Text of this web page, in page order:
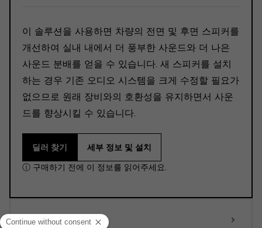
이 솔루션을 사용하면 차량의 전면 및 후면 스피커를
개선하여 실내 내에서 더 풍부한 사운드와 더 나은
사운드 분배를 얻을 수 있습니다. 새 스피커를 설치
하는 경우 기존 오디오 시스템을 크게 수정할 필요가
없으므로 원래 장비와의 호환성을 유지하면서 사운
드를 향상시킬 수 있습니다.
딜러 찾기 세부 정보 및 설치
ⓘ 구매하기 전에 이 정보를 읽어주세요.
ACTIVE 6.0